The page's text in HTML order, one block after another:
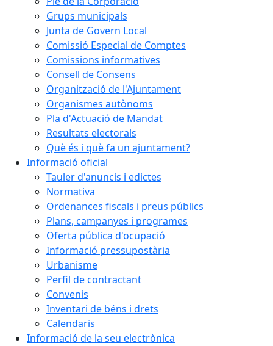
Grups municipals
Junta de Govern Local
Comissió Especial de Comptes
Comissions informatives
Consell de Consens
Organització de l'Ajuntament
Organismes autònoms
Pla d'Actuació de Mandat
Resultats electorals
Què és i què fa un ajuntament?
Informació oficial
Tauler d'anuncis i edictes
Normativa
Ordenances fiscals i preus públics
Plans, campanyes i programes
Oferta pública d'ocupació
Informació pressupostària
Urbanisme
Perfil de contractant
Convenis
Inventari de béns i drets
Calendaris
Informació de la seu electrònica